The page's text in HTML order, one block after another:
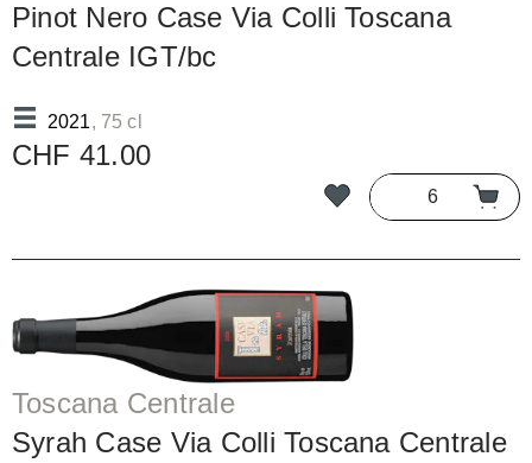
Pinot Nero Case Via Colli Toscana
Centrale IGT/bc
2021, 75 cl
CHF 41.00
Toscana Centrale
Syrah Case Via Colli Toscana Centrale